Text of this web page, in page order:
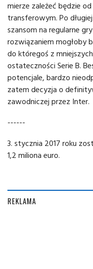
mierze zależeć będzie
transferowym. Po
szansom na regularne
rozwiązaniem mogłoby
do któregoś z
ostateczności Serie B.
potencjale, bardzo
zatem decyzja o
zawodniczej przez Inter.
------
3. stycznia 2017 roku
1,2 miliona euro.
REKLAMA